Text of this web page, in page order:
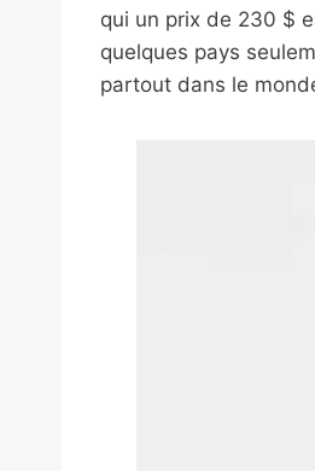
qui un prix de 230 $
quelques pays
partout dans le